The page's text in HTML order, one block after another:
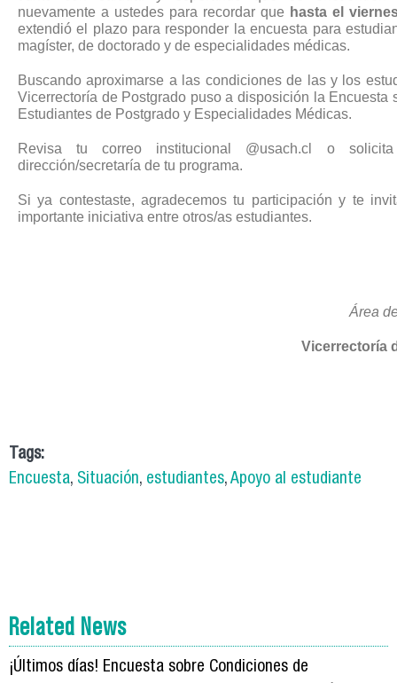
nuevamente a ustedes para recordar que hasta el
extendió el plazo para responder la encuesta para
magíster, de doctorado y de especialidades médicas.
Buscando aproximarse a las condiciones de las y los
Vicerrectoría de Postgrado puso a disposición la Encuesta
Estudiantes de Postgrado y Especialidades Médicas.
Revisa tu correo institucional @usach.cl o
dirección/secretaría de tu programa.
Si ya contestaste, agradecemos tu participación y te
importante iniciativa entre otros/as estudiantes.
Área
Vicerrectoría
Tags:
Encuesta, Situación, estudiantes, Apoyo al estudiante
Related News
¡Últimos días! Encuesta sobre Condiciones de